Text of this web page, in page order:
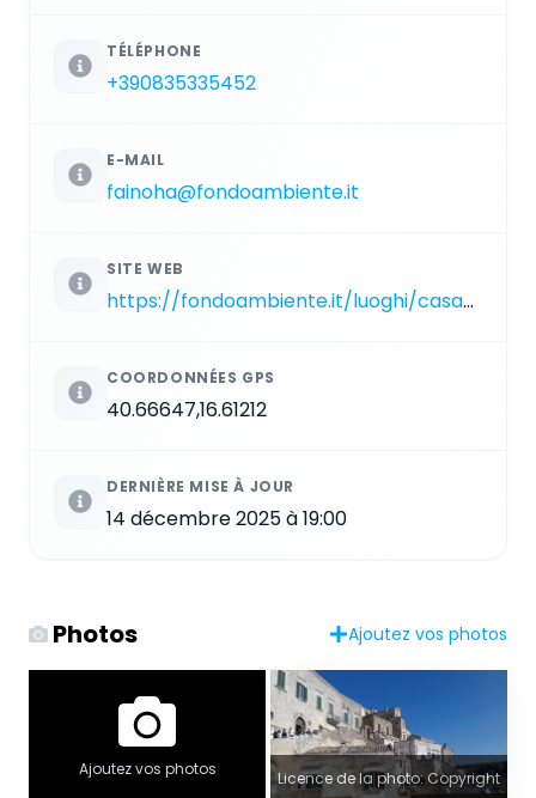
TÉLÉPHONE
+390835335452
E-MAIL
fainoha@fondoambiente.it
SITE WEB
https://fondoambiente.it/luoghi/casa-noha
COORDONNÉES GPS
40.66647,16.61212
DERNIÈRE MISE À JOUR
14 décembre 2025 à 19:00
Photos Ajoutez vos photos
Ajoutez vos photos Licence de la photo: Copyright